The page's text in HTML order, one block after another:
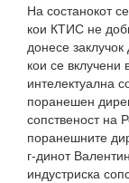
На состанокот
кои КТИС не
донесе
кои се вклучени
интелектуална
поранешен
сопственост на
поранешните
г-динот
индустриска